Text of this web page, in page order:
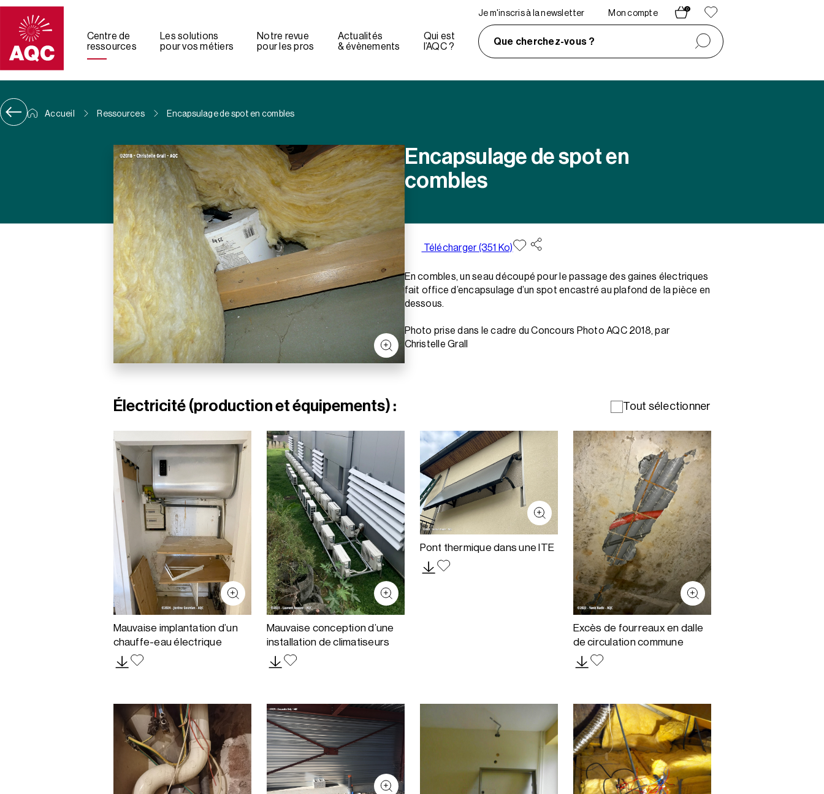
Panneau de gestion des cookies
Centre de
ressources
Les solutions
pour vos métiers
Notre revue
pour les pros
Actualités
& évènements
Qui est
l’AQC ?
Je m'inscris à la newsletter Mon compte
0
Que cherchez-vous ?
Accueil Ressources Encapsulage de spot en combles
Encapsulage de spot en
combles
Télécharger (351 Ko)
En combles, un seau découpé pour le passage des gaines électriques
fait office d’encapsulage d’un spot encastré au plafond de la pièce en
dessous.
Photo prise dans le cadre du Concours Photo AQC 2018, par
Christelle Grall
Électricité (production et équipements) : Tout sélectionner
Mauvaise implantation d’un
chauffe-eau électrique
Mauvaise conception d’une
installation de climatiseurs
Pont thermique dans une ITE
Excès de fourreaux en dalle
de circulation commune